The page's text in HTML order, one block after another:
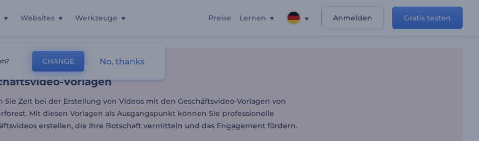
Websites Werkzeuge Preise Lernen Anmelden Gratis testen
Vorlagen
Video-Bearbeitung Geschäftsvideos
Vorlagen
Sie Zeit bei der Erstellung von Videos mit den Geschäftsvideo-Vorlagen von
Mit diesen Vorlagen als Ausgangspunkt können Sie professionelle
erstellen, die Ihre Botschaft vermitteln und das Engagement fördern.
CHANGE No, thanks